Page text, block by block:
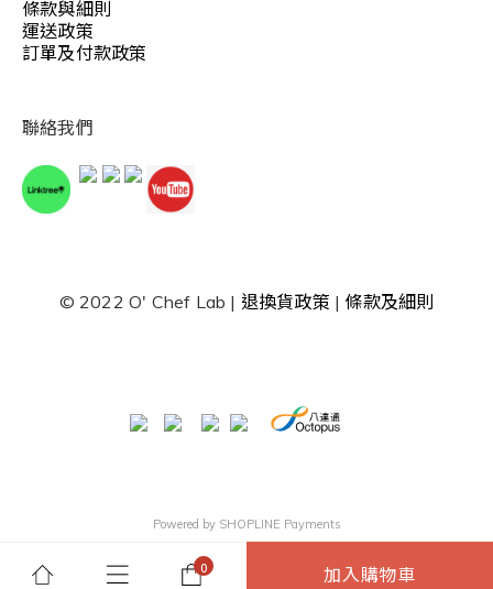
加入購物車
條款與細則
運送政策
訂單及付款政策
聯絡我們
© 2022 O' Chef Lab | 退換貨政策 | 條款及細則
Powered by SHOPLINE Payments